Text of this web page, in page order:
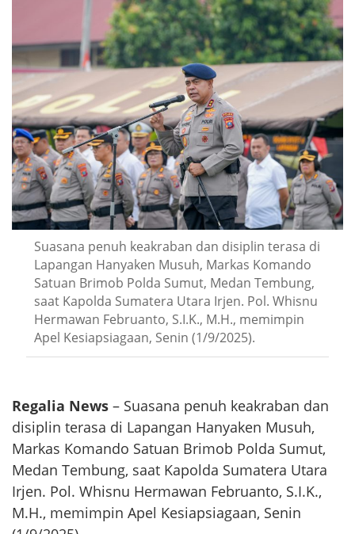
Suasana penuh keakraban dan disiplin terasa di
Lapangan Hanyaken Musuh, Markas Komando
Satuan Brimob Polda Sumut, Medan Tembung,
saat Kapolda Sumatera Utara Irjen. Pol. Whisnu
Hermawan Februanto, S.I.K., M.H., memimpin
Apel Kesiapsiagaan, Senin (1/9/2025).
Regalia News – Suasana penuh keakraban dan
disiplin terasa di Lapangan Hanyaken Musuh,
Markas Komando Satuan Brimob Polda Sumut,
Medan Tembung, saat Kapolda Sumatera Utara
Irjen. Pol. Whisnu Hermawan Februanto, S.I.K.,
M.H., memimpin Apel Kesiapsiagaan, Senin